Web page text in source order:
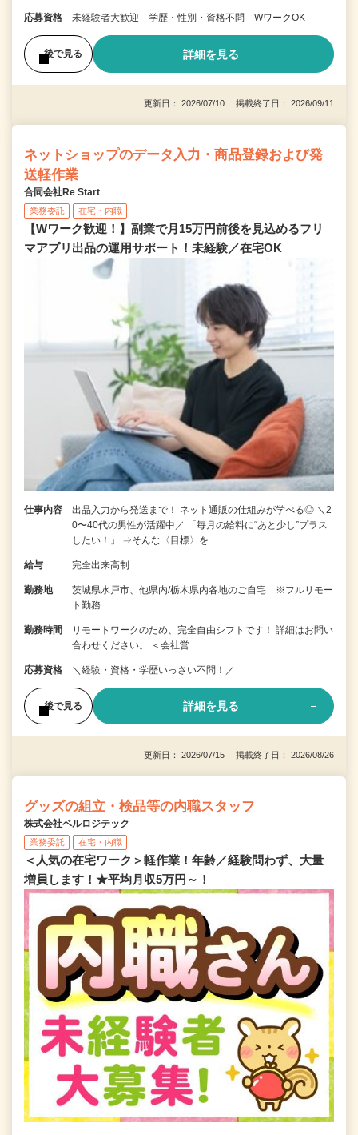
応募資格 未経験者大歓迎 学歴・性別・資格不問 WワークOK
後で見る 詳細を見る
更新日： 2026/07/10 掲載終了日： 2026/09/11
ネットショップのデータ入力・商品登録および発
送軽作業
合同会社Re Start
業務委託 在宅・内職
【Wワーク歓迎！】副業で月15万円前後を見込めるフリ
マアプリ出品の運用サポート！未経験／在宅OK
仕事内容
出品入力から発送まで！ ネット通販の仕組みが学べる◎ ＼2
0〜40代の男性が活躍中／ 「毎月の給料に“あと少し”プラス
したい！」 ⇒そんな〈目標〉を…
給与 完全出来高制
勤務地
茨城県水戸市、他県内/栃木県内各地のご自宅 ※フルリモー
ト勤務
勤務時間
リモートワークのため、完全自由シフトです！ 詳細はお問い
合わせください。 ＜会社営…
応募資格 ＼経験・資格・学歴いっさい不問！／
後で見る 詳細を見る
更新日： 2026/07/15 掲載終了日： 2026/08/26
グッズの組立・検品等の内職スタッフ
株式会社ベルロジテック
業務委託 在宅・内職
＜人気の在宅ワーク＞軽作業！年齢／経験問わず、大量
増員します！★平均月収5万円～！